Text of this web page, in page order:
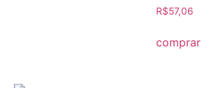
R$57,06
comprar